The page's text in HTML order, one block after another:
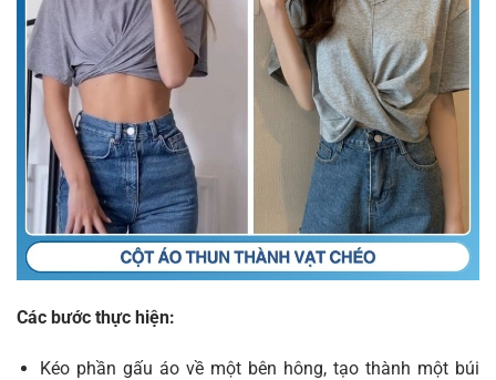
Các bước thực hiện:
Kéo phần gấu áo về một bên hông, tạo thành một búi